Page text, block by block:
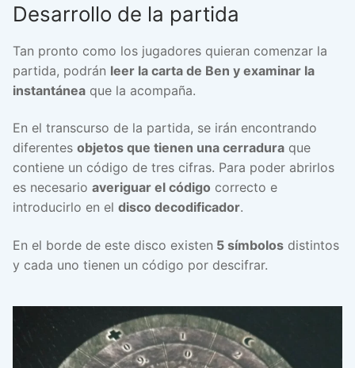
Desarrollo de la partida
Tan pronto como los jugadores quieran comenzar la
partida, podrán leer la carta de Ben y examinar la
instantánea que la acompaña.
En el transcurso de la partida, se irán encontrando
diferentes objetos que tienen una cerradura que
contiene un código de tres cifras. Para poder abrirlos
es necesario averiguar el código correcto e
introducirlo en el disco decodificador.
En el borde de este disco existen 5 símbolos distintos
y cada uno tienen un código por descifrar.